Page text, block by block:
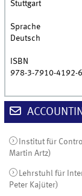
Stuttgart
Sprache
Deutsch
ISBN
978-3-7910-4192-6
Institut für
Martin Artz)
Lehrstuhl für
Peter Kajüter)